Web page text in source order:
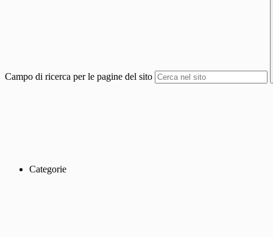
Campo di ricerca per le pagine del sito
Categorie